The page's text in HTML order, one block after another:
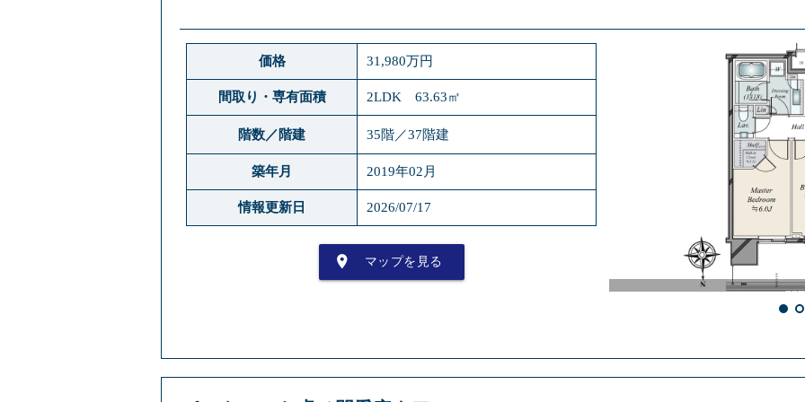
価格 31,980万円
間取り・専有面積 2LDK 63.63㎡
階数／階建 35階／37階建
築年月 2019年02月
情報更新日 2026/07/17
place
マップを見る